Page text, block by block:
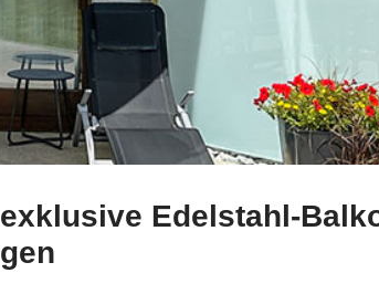
Balkongeländer, Edelstahl
Edelstahl-